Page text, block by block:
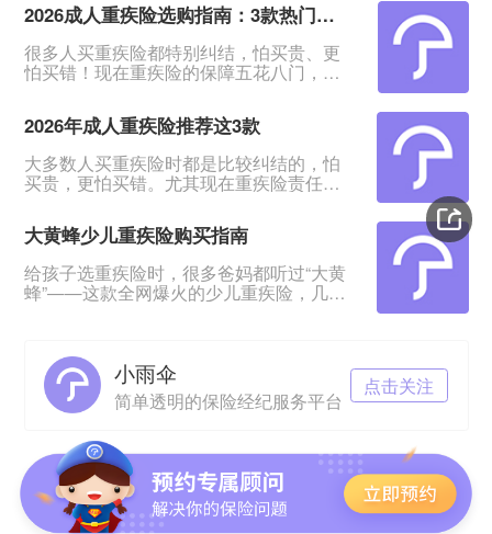
2026成人重疾险选购指南：3款热门产品全面测评
很多人买重疾险都特别纠结，怕买贵、更
怕买错！现在重疾险的保障五花八门，条
专门对比整理了2026年市面上口碑、性价
比都靠前的3款成人重疾险，不管你是预算
有限、身体健康，还是身体有点小异常、
不好投保，都能从中挑到合适的。&nbsp;
一、君龙超级玛丽16号Pro：普通人首选，
重疾险里的性价比王
2026年成人重疾险推荐这3款
大多数人买重疾险时都是比较纠结的，怕
买贵，更怕买错。尤其现在重疾险责任越
比整理，给大家挑出成人重疾险榜单前列
的3款产品，适合各种预算、不同身体状况
的人群。&nbsp;如果你打算买重疾险，如
果你带病投保，或者预算紧张，这3款产品
能满足你的需求。
大黄蜂少儿重疾险购买指南
给孩子选重疾险时，很多爸妈都听过“大黄
蜂”——这款全网爆火的少儿重疾险，几乎
制的？在哪里买最放心？听说小雨伞保险
经纪是定制方，这家公司靠谱吗？理赔会
不会麻烦？今天就来一一拆解这些问题，
让你给娃买保险时心里有底。01 大黄蜂少
重疾险分两个核心版本：Ø
小雨伞
简单透明的保险经纪服务平台
点击关注